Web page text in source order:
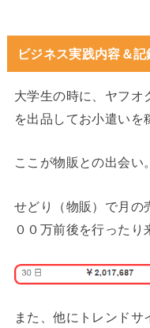
ビジネス実践内容＆記
大学生の時に、ヤフオ
を出品してお小遣いを
ここが物販との出会い。
せどり（物販）で月の
００万前後を行ったり
また、他にトレンド